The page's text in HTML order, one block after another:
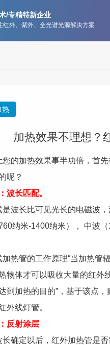
/专精特新企业
红外、紫外、全光谱光源解决方案
热
加热效果不理想？
的加热效果事半功倍，首先
呢？
波长匹配。
波长比可见光长的电磁波，
纳米-1400纳米）， 中波
热管的工作原理“当加热管
物体才可以吸收大量的红外
到加热的目的”，基于该点
外线灯管。
反射涂层
确定以后，红外加热管是否